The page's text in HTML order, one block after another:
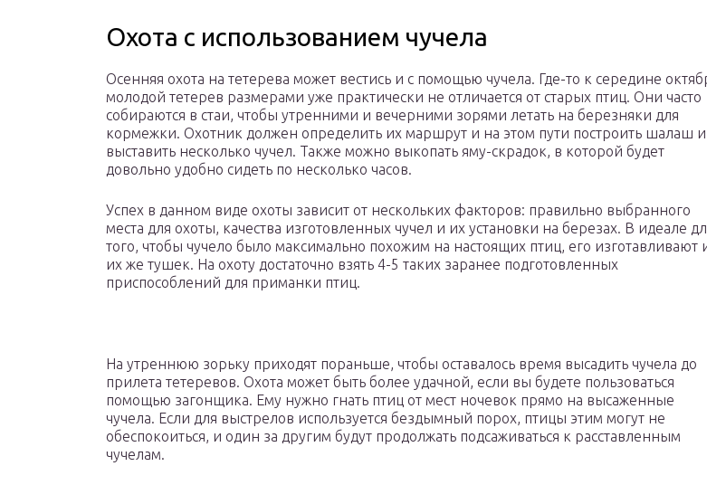
Охота с использованием чучела
Осенняя охота на тетерева может вестись и с помощью чучела. Где-то к середине
молодой тетерев размерами уже практически не отличается от старых птиц. Они часто
собираются в стаи, чтобы утренними и вечерними зорями летать на березняки для
кормежки. Охотник должен определить их маршрут и на этом пути построить шалаш и
выставить несколько чучел. Также можно выкопать яму-скрадок, в которой будет
довольно удобно сидеть по несколько часов.
Успех в данном виде охоты зависит от нескольких факторов: правильно выбранного
места для охоты, качества изготовленных чучел и их установки на березах. В идеале
того, чтобы чучело было максимально похожим на настоящих птиц, его изготавливают
их же тушек. На охоту достаточно взять 4-5 таких заранее подготовленных
приспособлений для приманки птиц.
На утреннюю зорьку приходят пораньше, чтобы оставалось время высадить чучела до
прилета тетеревов. Охота может быть более удачной, если вы будете пользоваться
помощью загонщика. Ему нужно гнать птиц от мест ночевок прямо на высаженные
чучела. Если для выстрелов используется бездымный порох, птицы этим могут не
обеспокоиться, и один за другим будут продолжать подсаживаться к расставленным
чучелам.